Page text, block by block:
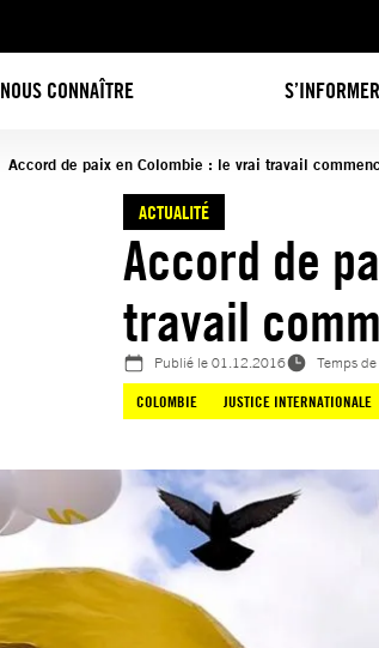
NOUS CONNAÎTRE S’INFORMER
Accord de paix en Colombie : le vrai travail
ACTUALITÉ
Accord de
travail
Publié le01.12.2016
Temps
COLOMBIE
JUSTICE INTERNATIONALE